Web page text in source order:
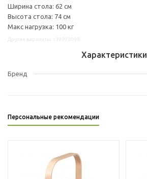
Ширина стола: 62 см
Высота стола: 74 см
Макс нагрузка: 100 кг
Характеристики
Бренд
Персональные рекомендации